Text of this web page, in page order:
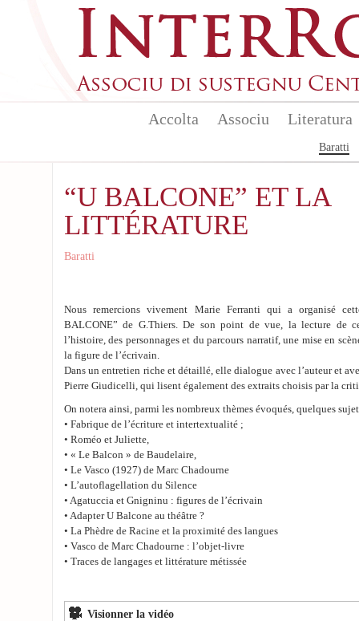
Accolta Associu Literatura
Baratti
“U BALCONE” ET LA
LITTÉRATURE
Baratti
Nous remercions vivement Marie Ferranti qui a organisé
BALCONE” de G.Thiers. De son point de vue, la lecture de
l’histoire, des personnages et du parcours narratif, une mise en
la figure de l’écrivain.
Dans un entretien riche et détaillé, elle dialogue avec l’auteur et
Pierre Giudicelli, qui lisent également des extraits choisis par la
On notera ainsi, parmi les nombreux thèmes évoqués, quelques
• Fabrique de l’écriture et intertextualité ;
• Roméo et Juliette,
• « Le Balcon » de Baudelaire,
• Le Vasco (1927) de Marc Chadourne
• L’autoflagellation du Silence
• Agatuccia et Gnigninu : figures de l’écrivain
• Adapter U Balcone au théâtre ?
• La Phèdre de Racine et la proximité des langues
• Vasco de Marc Chadourne : l’objet-livre
• Traces de langages et littérature métissée
Visionner la vidéo